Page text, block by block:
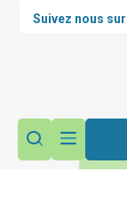
Suivez nous